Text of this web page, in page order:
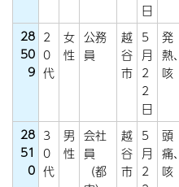
日
28
50
9
2
0
代
女
性
公務
員
越
谷
市
5
月
2
2
日
発
熱、
咳
28
51
0
3
0
代
男
性
会社
員
（都
越
谷
市
5
月
2
頭
痛、
咳